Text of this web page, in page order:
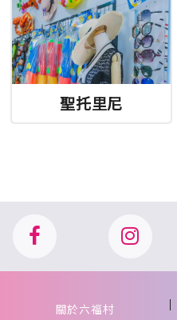
聖托里尼
關於六福村